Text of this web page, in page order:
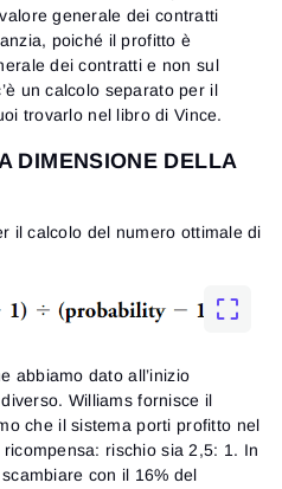
generale dei contratti
poiché il profitto è
dei contratti e non sul
un calcolo separato per il
trovarlo nel libro di Vince.
DIMENSIONE DELLA
il calcolo del numero ottimale di
abbiamo dato all’inizio
Williams fornisce il
che il sistema porti profitto nel
rischio sia 2,5: 1. In
con il 16% del